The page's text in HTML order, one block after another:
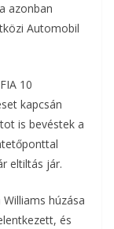
azonban
Automobil
10
kapcsán
is bevéstek a
eltiltás jár.
húzása
és